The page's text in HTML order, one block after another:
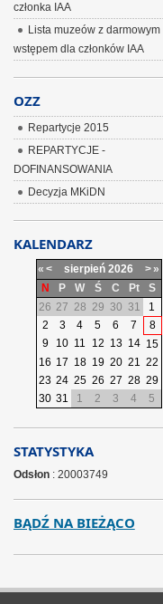
członka IAA
Lista muzeów z darmowym
wstępem dla członków IAA
OZZ
Repartycje 2015
REPARTYCJE -
DOFINANSOWANIA
Decyzja MKiDN
KALENDARZ
« < sierpień 2026 >»
N
P W Ś C Pt
S
26 27 28 29 30 31
1
2
3 4 5 6 7
8
9
10 11 12 13 14 15
16 17 18 19 20 21 22
23 24 25 26 27 28 29
30 31 1 2 3 4 5
STATYSTYKA
Odsłon: 20003749
BĄDŹ NA BIEŻĄCO